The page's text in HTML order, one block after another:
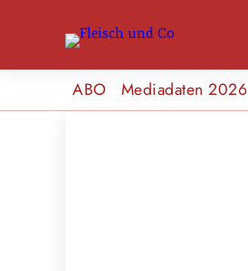
ABO Mediadaten 2026